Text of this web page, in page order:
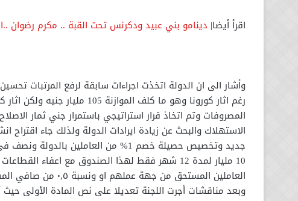
اقرأ أيضا| دينامو بني عبيد ودكرنس تحت القبة .. مكرم رضوان
وأشار الى ان الدولة اتخذت اجراءات سابقة لرفع المرتبات
رغم اثار كورونا وهو ما كلف
المصروفات وتم اتخاذ قرار استراتيجي باستمرار جني ثمار
الاستهلاك والبحث عن زيادة ايرادات الدولة ولذلك جاء اقتراح
العاملين المستحق من جهة عملهم او ونسبة ٠,٥ من صافي المستحق من المعاش .
وبعد مناقشات أجرت اللجنة تعديلا على نص المادة الأولى